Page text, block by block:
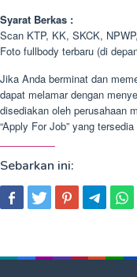
Syarat Berkas :
Scan KTP, KK, SKCK,
Foto fullbody terbaru (di
Jika Anda berminat dan
dapat melamar dengan
disediakan oleh perusahaan
“Apply For Job” yang
Sebarkan ini: